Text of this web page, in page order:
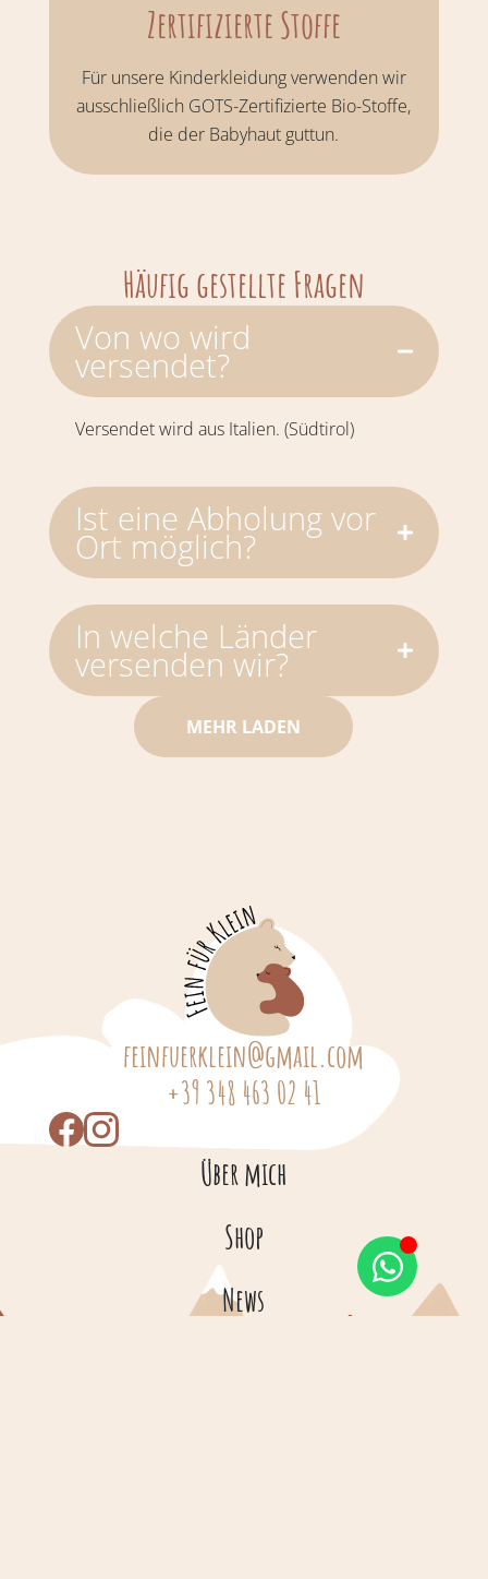
Zertifizierte Stoffe
Für unsere Kinderkleidung verwenden wir
ausschließlich GOTS-Zertifizierte Bio-Stoffe,
die der Babyhaut guttun.
Häufig gestellte Fragen
Von wo wird
versendet?
Versendet wird aus Italien. (Südtirol)
Ist eine Abholung vor
Ort möglich?
In welche Länder
versenden wir?
MEHR LADEN
feinfuerklein@gmail.com
+39 348 463 02 41
Über mich
Shop
News